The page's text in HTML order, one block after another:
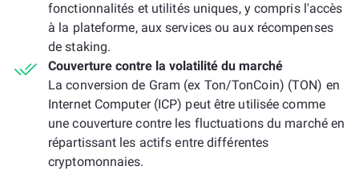
fonctionnalités et utilités uniques, y compris l'accès
à la plateforme, aux services ou aux récompenses
de staking.
Couverture contre la volatilité du marché
La conversion de Gram (ex Ton/TonCoin) (TON) en
Internet Computer (ICP) peut être utilisée comme
une couverture contre les fluctuations du marché en
répartissant les actifs entre différentes
cryptomonnaies.